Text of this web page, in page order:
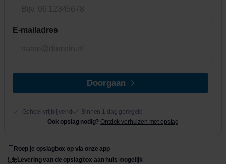
E-mailadres
Doorgaan
Geheel vrijblijvend
Binnen 1 dag geregeld
Ook opslag nodig? Ontdek verhuizen met opslag
Roep je opslagbox op via onze app
Levering van de opslagbox aan huis mogelijk